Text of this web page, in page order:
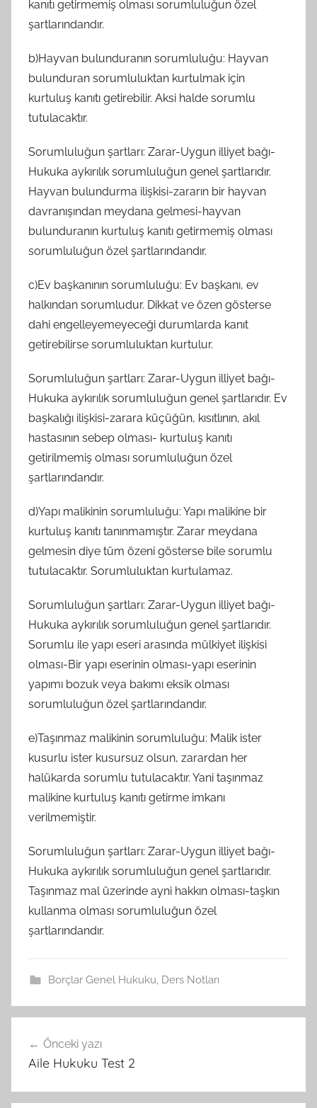
kanıtı getirmemiş olması sorumluluğun özel
şartlarındandır.
b)Hayvan bulunduranın sorumluluğu: Hayvan
bulunduran sorumluluktan kurtulmak için
kurtuluş kanıtı getirebilir. Aksi halde sorumlu
tutulacaktır.
Sorumluluğun şartları: Zarar-Uygun illiyet bağı-
Hukuka aykırılık sorumluluğun genel şartlarıdır.
Hayvan bulundurma ilişkisi-zararın bir hayvan
davranışından meydana gelmesi-hayvan
bulunduranın kurtuluş kanıtı getirmemiş olması
sorumluluğun özel şartlarındandır.
c)Ev başkanının sorumluluğu: Ev başkanı, ev
halkından sorumludur. Dikkat ve özen gösterse
dahi engelleyemeyeceği durumlarda kanıt
getirebilirse sorumluluktan kurtulur.
Sorumluluğun şartları: Zarar-Uygun illiyet bağı-
Hukuka aykırılık sorumluluğun genel şartlarıdır. Ev
başkalığı ilişkisi-zarara küçüğün, kısıtlının, akıl
hastasının sebep olması- kurtuluş kanıtı
getirilmemiş olması sorumluluğun özel
şartlarındandır.
d)Yapı malikinin sorumluluğu: Yapı malikine bir
kurtuluş kanıtı tanınmamıştır. Zarar meydana
gelmesin diye tüm özeni gösterse bile sorumlu
tutulacaktır. Sorumluluktan kurtulamaz.
Sorumluluğun şartları: Zarar-Uygun illiyet bağı-
Hukuka aykırılık sorumluluğun genel şartlarıdır.
Sorumlu ile yapı eseri arasında mülkiyet ilişkisi
olması-Bir yapı eserinin olması-yapı eserinin
yapımı bozuk veya bakımı eksik olması
sorumluluğun özel şartlarındandır.
e)Taşınmaz malikinin sorumluluğu: Malik ister
kusurlu ister kusursuz olsun, zarardan her
halükarda sorumlu tutulacaktır. Yani taşınmaz
malikine kurtuluş kanıtı getirme imkanı
verilmemiştir.
Sorumluluğun şartları: Zarar-Uygun illiyet bağı-
Hukuka aykırılık sorumluluğun genel şartlarıdır.
Taşınmaz mal üzerinde ayni hakkın olması-taşkın
kullanma olması sorumluluğun özel
şartlarındandır.
Borçlar Genel Hukuku, Ders Notları
gezinmesi
Önceki yazı
Aile Hukuku Test 2